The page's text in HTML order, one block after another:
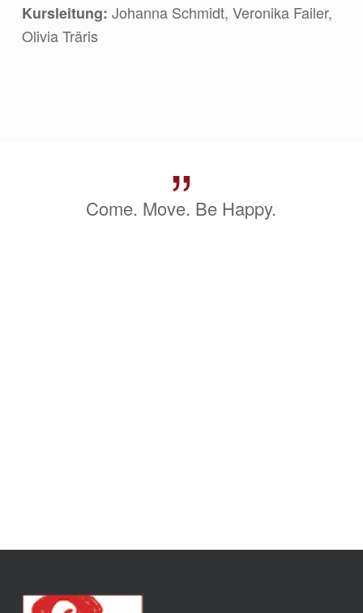
Kursleitung: Johanna Schmidt, Veronika Failer,
Olivia Träris
”
Come. Move. Be Happy.